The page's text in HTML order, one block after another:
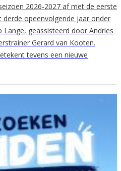
2026-2027 af met de eerste
opeenvolgende jaar onder
geassisteerd door Andries
Gerard van Kooten.
tevens een nieuwe